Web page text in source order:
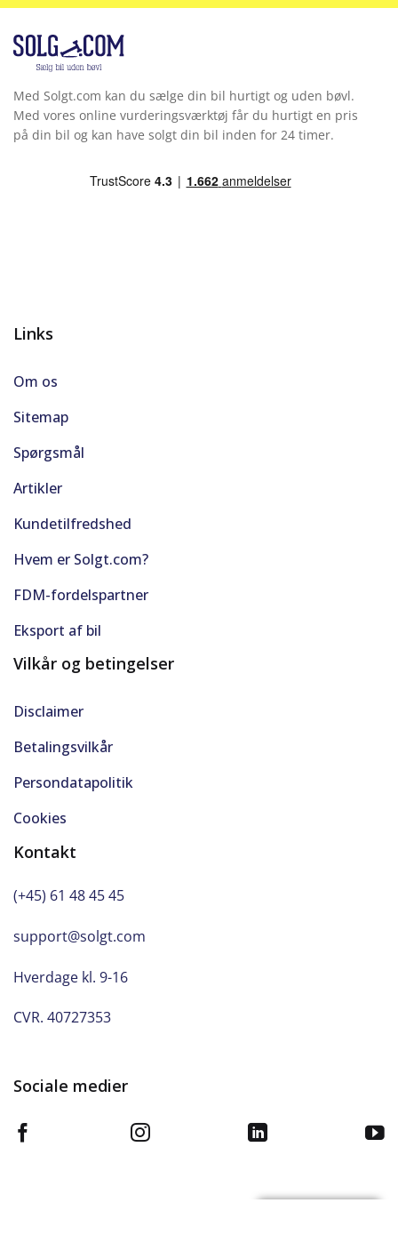
Med Solgt.com kan du sælge din bil hurtigt og uden bøvl.
Med vores online vurderingsværktøj får du hurtigt en pris
på din bil og kan have solgt din bil inden for 24 timer.
Links
Om os
Sitemap
Spørgsmål
Artikler
Kundetilfredshed
Hvem er Solgt.com?
FDM-fordelspartner
Eksport af bil
Vilkår og betingelser
Disclaimer
Betalingsvilkår
Persondatapolitik
Cookies
Kontakt
(+45) 61 48 45 45
support@solgt.com
Hverdage kl. 9-16
CVR. 40727353
Sociale medier